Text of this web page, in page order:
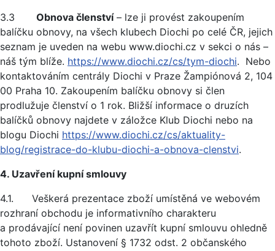
3.3 Obnova členství– lze ji provést zakoupením
balíčku obnovy, na všech klubech Diochi po celé ČR, jejich
seznam je uveden na webu www.diochi.cz v sekci o nás –
náš tým blíže. https://www.diochi.cz/cs/tym-diochi. Nebo
kontaktováním centrály Diochi v Praze Žampiónová 2, 104
00 Praha 10. Zakoupením balíčku obnovy si člen
prodlužuje členství o 1 rok. Bližší informace o druzích
balíčků obnovy najdete v záložce Klub Diochi nebo na
blogu Diochi https://www.diochi.cz/cs/aktuality-
blog/registrace-do-klubu-diochi-a-obnova-clenstvi.
4. Uzavření kupní smlouvy
4.1. Veškerá prezentace zboží umístěná ve webovém
rozhraní obchodu je informativního charakteru
a prodávající není povinen uzavřít kupní smlouvu ohledně
tohoto zboží. Ustanovení § 1732 odst. 2 občanského